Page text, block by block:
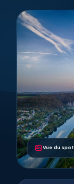
Vue du spot